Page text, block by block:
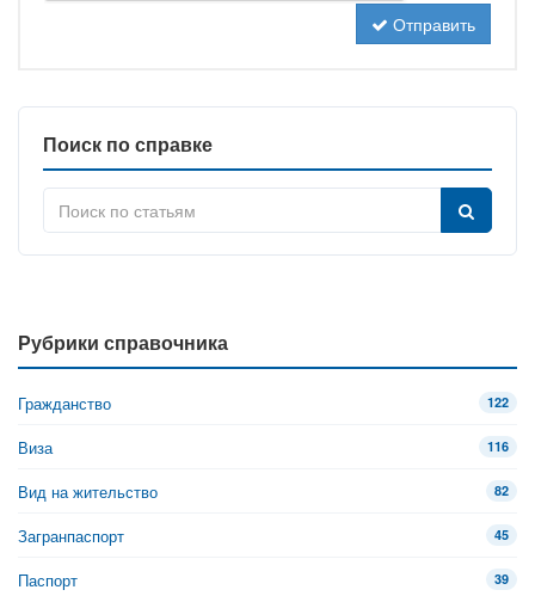
Отправить
Поиск по справке
Рубрики справочника
Гражданство 122
Виза 116
Вид на жительство 82
Загранпаспорт 45
Паспорт 39